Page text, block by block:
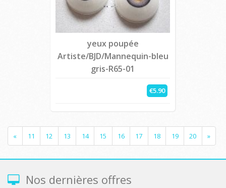
yeux poupée
Artiste/BJD/Mannequin-bleu
gris-R65-01
€5.90
« 11 12 13 14 15 16 17 18 19 20 »
Nos dernières offres